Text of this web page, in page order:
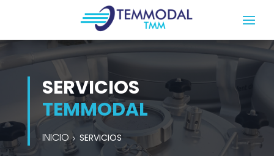
SERVICIOS
TEMMODAL
INICIO SERVICIOS